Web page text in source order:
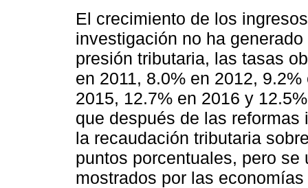
El crecimiento de los
investigación no ha
presión tributaria, las tasas
en 2011, 8.0% en 2012,
2015, 12.7% en 2016 y
que después de las
la recaudación tributaria
puntos porcentuales, pero
mostrados por las